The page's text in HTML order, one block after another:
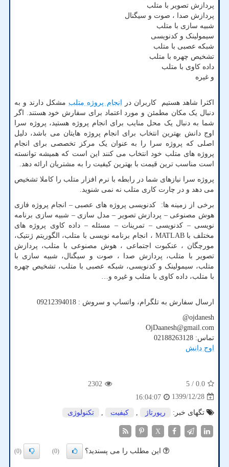
پردازش تصویر با متلب
پردازش صدا ، صوت و سیگنال
شبیه سازی با متلب
سیمولینک و کدنویسی
شبکه عصبی با متلب
تشخیص چهره با متلب
داده کاوی با متلب
و غیره
اکثرا شاهد هستیم کاربران در انجام پروژه متلب مشکل دارند و به
دنبال یک مکان مطمئن و مورد اعتماد برای سفارش خود هستند. اگر
شما به دنبال یک محل منایب برای انجام پروژه هستید، پروژه سرا
اوج دانش بهترین انتخاب برای انجام پروژه هایتان می باشد، دلیل
اصلی که پروژه سرا را به عنوان یک مرکز تخصصی برای انجام
پروژه های متلب خود انتخاب می کنند این است که همیشه توانسته
است مناسب ترین قیمت با بهترین کیفیت را به مشتریان ارائه دهد.
پروژه سرا نیازهای شما در رابطه با نرم افزار متلب را کاملا تشخیص
می دهد و در چارت کاری متلب نه نمی شنوید.
برخی از زمینه ها: کدنویسی پروژه های عصبی – انجام پروژه فازی
هوش مصنوعی – پردازش تصویر – مدل سازی – شبیه سازی برنامه
نویسی – کدنویسی – تمرینات – مسئله – داده کاوی پروژه های
مختلف با MATLAB ، انجام برنامه نویسی با متلب، الگوریتم ژنتیک،
مورچگان ، عنکبوت اجتماعی ، هوش مصنوعی با متلب، پردازش
تصویر با متلب، پردازش صدا ، صوت و سیگنال، شبیه سازی با
متلب، سیمولینک و کدنویسی، شبکه عصبی با متلب، تشخیص چهره
با متلب، داده کاوی با متلب و غیره و…
ارسال سفارش به تلگرام، واتساپ و سروش : 09212394018
@ojdanesh
OjDaanesh@gmail.com
تماس: 02188263128
اوج دانش
0.0
/ 5
2302
1399/12/28
16:04:07
تگهای خبر:
رپورتاژ , كیفیت , تكنولوژی
X
این مطلب را می پسندید؟ (0)
(0)